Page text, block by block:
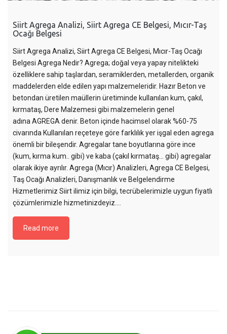
Siirt Agrega Analizi, Siirt Agrega CE Belgesi, Mıcır-Taş
Ocağı Belgesi
Siirt Agrega Analizi, Siirt Agrega CE Belgesi, Mıcır-Taş Ocağı
Belgesi Agrega Nedir? Agrega; doğal veya yapay nitelikteki
özelliklere sahip taşlardan, seramiklerden, metallerden, organik
maddelerden elde edilen yapı malzemeleridir. Hazır Beton ve
betondan üretilen maüllerin üretiminde kullanılan kum, çakıl,
kırmataş, Dere Malzemesi gibi malzemelerin genel
adına AGREGA denir. Beton içinde hacimsel olarak %60-75
civarında Kullanılan reçeteye göre farklılık yer işgal eden agrega
önemli bir bileşendir. Agregalar tane boyutlarına göre ince
(kum, kırma kum.. gibi) ve kaba (çakıl kırmataş… gibi) agregalar
olarak ikiye ayrılır. Agrega (Mıcır) Analizleri, Agrega CE Belgesi,
Taş Ocağı Analizleri, Danışmanlık ve Belgelendirme
Hizmetlerimiz Siirt ilimiz için bilgi, tecrübelerimizle uygun fiyatlı
çözümlerimizle hizmetinizdeyiz....
Read more